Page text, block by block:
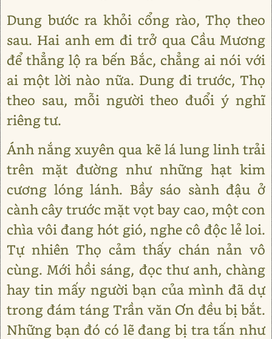
Dung bước ra khỏi cổng rào, Thọ theo
sau. Hai anh em đi trở qua Cầu Mương
để thẳng lộ ra bến Bắc, chẳng ai nói với
ai một lời nào nữa. Dung đi trước, Thọ
theo sau, mỗi người theo đuổi ý nghĩ
riêng tư.
Ánh nắng xuyên qua kẽ lá lung linh trải
trên mặt đường như những hạt kim
cương lóng lánh. Bầy sáo sành đậu ở
cành cây trước mặt vọt bay cao, một con
chìa vôi đang hót gió, nghe cô độc lẻ loi.
Tự nhiên Thọ cảm thấy chán nản vô
cùng. Mới hồi sáng, đọc thư anh, chàng
hay tin mấy người bạn của mình đã dự
trong đám táng Trần văn Ơn đều bị bắt.
Những bạn đó có lẽ đang bị tra tấn như